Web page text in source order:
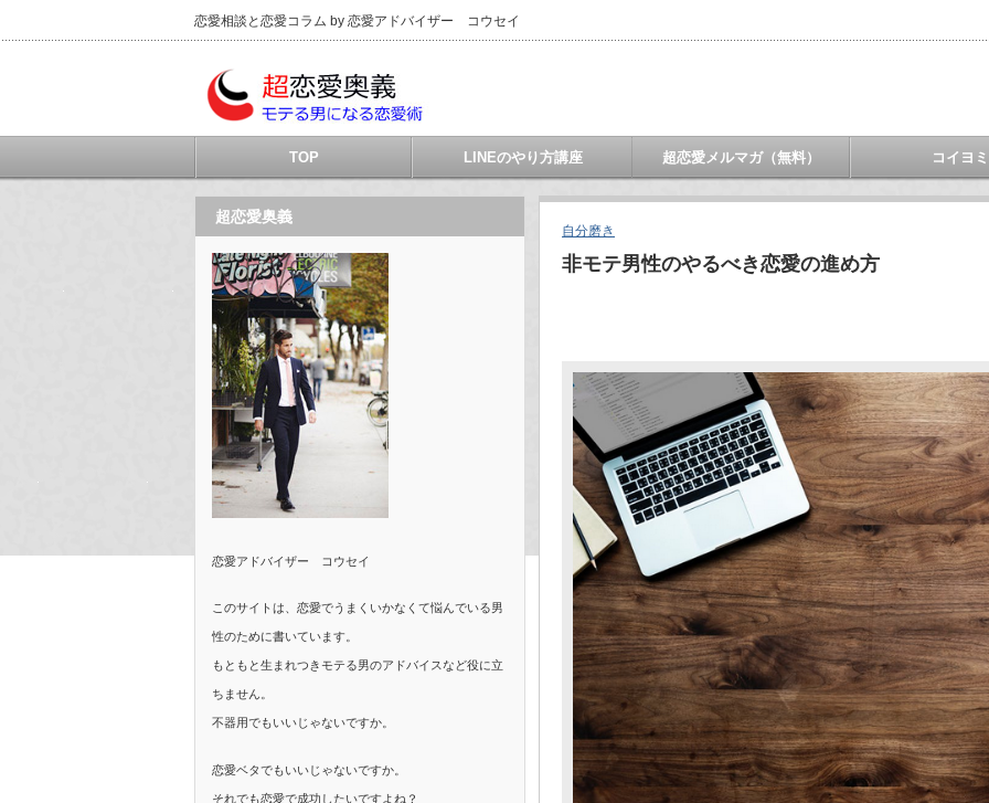
恋愛相談と恋愛コラム by 恋愛アドバイザー コウセイ
TOP LINEのやり方講座 超恋愛メルマガ（無料） コイヨミ
自分磨き
非モテ男性のやるべき恋愛の進め方
超恋愛奥義
恋愛アドバイザー コウセイ
このサイトは、恋愛でうまくいかなくて悩んでいる男
性のために書いています。
もともと生まれつきモテる男のアドバイスなど役に立
ちません。
不器用でもいいじゃないですか。
恋愛ベタでもいいじゃないですか。
それでも恋愛で成功したいですよね？